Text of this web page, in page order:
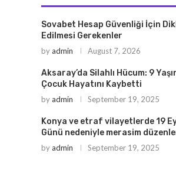
Sovabet Hesap Güvenliği İçin
Edilmesi Gerekenler
byadmin August 7, 2026
Aksaray’da Silahlı Hücum: 9
Çocuk Hayatını Kaybetti
byadmin September 19, 2025
Konya ve etraf vilayetlerde 19
Günü nedeniyle merasim
byadmin September 19, 2025